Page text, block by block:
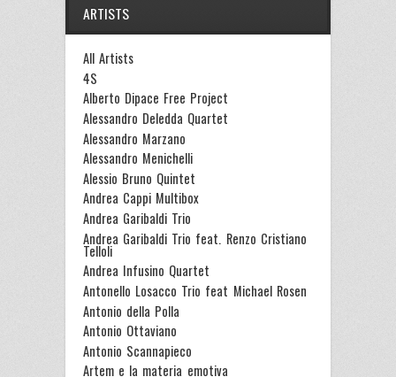
ARTISTS
All Artists
4S
Alberto Dipace Free Project
Alessandro Deledda Quartet
Alessandro Marzano
Alessandro Menichelli
Alessio Bruno Quintet
Andrea Cappi Multibox
Andrea Garibaldi Trio
Andrea Garibaldi Trio feat. Renzo Cristiano
Telloli
Andrea Infusino Quartet
Antonello Losacco Trio feat Michael Rosen
Antonio della Polla
Antonio Ottaviano
Antonio Scannapieco
Artem e la materia emotiva